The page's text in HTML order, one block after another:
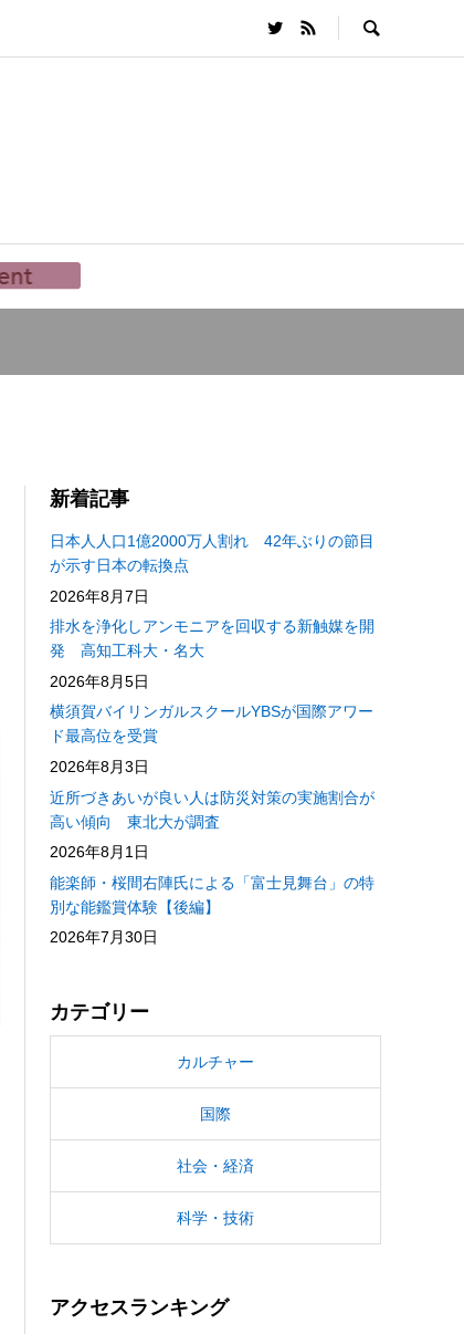
新着記事
日本人人口1億2000万人割れ 42年ぶりの節目
が示す日本の転換点
2026年8月7日
排水を浄化しアンモニアを回収する新触媒を開
発 高知工科大・名大
2026年8月5日
横須賀バイリンガルスクールYBSが国際アワー
ド最高位を受賞
2026年8月3日
近所づきあいが良い人は防災対策の実施割合が
高い傾向 東北大が調査
2026年8月1日
能楽師・桜間右陣氏による「富士見舞台」の特
別な能鑑賞体験【後編】
2026年7月30日
カテゴリー
カルチャー
国際
社会・経済
科学・技術
アクセスランキング